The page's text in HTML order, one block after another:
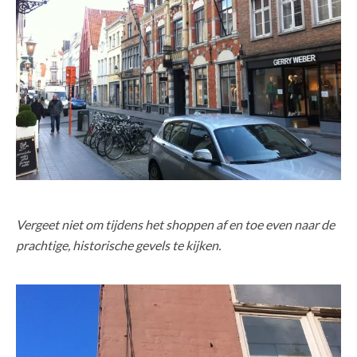
Vergeet niet om tijdens het shoppen af en toe even naar de
prachtige, historische gevels te kijken.